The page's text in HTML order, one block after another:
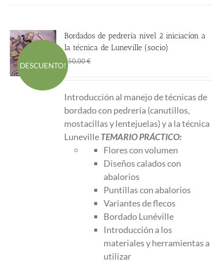
DESCUENTO!
Bordados de pedrería nivel 2 iniciacíon a
la técnica de Luneville (socio)
250.00€
era:
250.00 €.
es:
188.00 €.
Introducción al manejo de técnicas de
bordado con pedrería (canutillos,
mostacillas y lentejuelas) y a la técnica
LunevilleTEMARIO PRÁCTICO:
Flores con volumen
Diseños calados con
abalorios
Puntillas con abalorios
Variantes de flecos
Bordado Lunéville
Introducción a los
materiales y herramientas a
utilizar